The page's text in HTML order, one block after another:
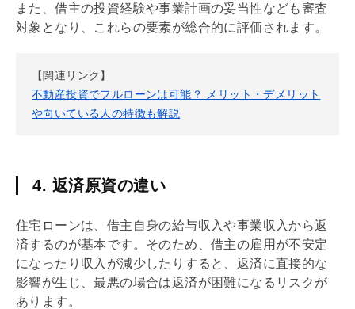
また、借主の投資経験や事業計画の妥当性なども審査
対象となり、これらの要素が総合的に評価されます。
【関連リンク】
不動産投資でフルローンは可能？ メリット・デメリット
や向いている人の特徴も解説
4. 返済原資の違い
住宅ローンは、借主自身の給与収入や事業収入から返
済するのが基本です。そのため、借主の雇用が不安定
になったり収入が減少したりすると、返済に直接的な
影響が生じ、最悪の場合は返済が困難になるリスクが
あります。